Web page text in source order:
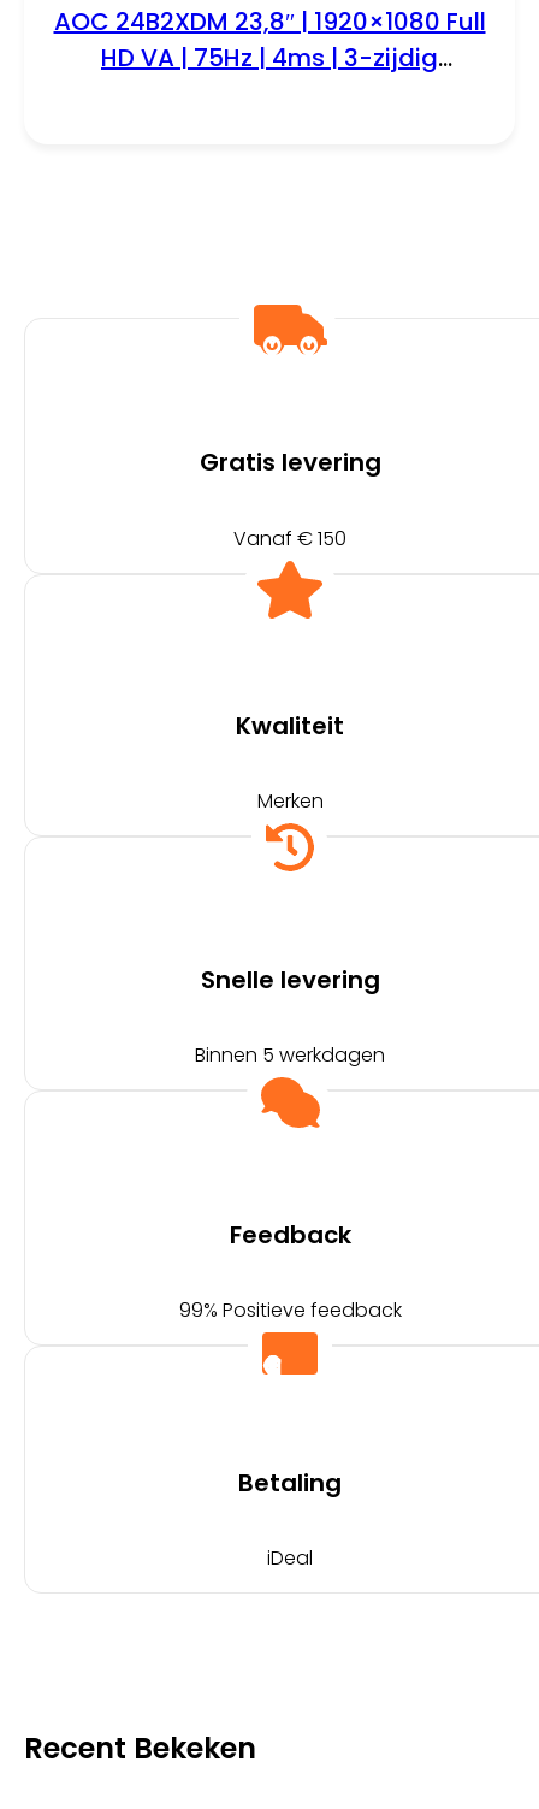
AOC 24B2XDM 23,8″ | 1920×1080 Full
HD VA | 75Hz | 4ms | 3-zijdig
Gratis levering
Vanaf € 150
Kwaliteit
Merken
Snelle levering
Binnen 5 werkdagen
Feedback
99% Positieve feedback
Betaling
iDeal
Recent Bekeken